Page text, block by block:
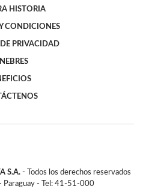
HISTORIA
CONDICIONES
PRIVACIDAD
S.A. - Todos los derechos reservados
Paraguay - Tel: 41-51-000